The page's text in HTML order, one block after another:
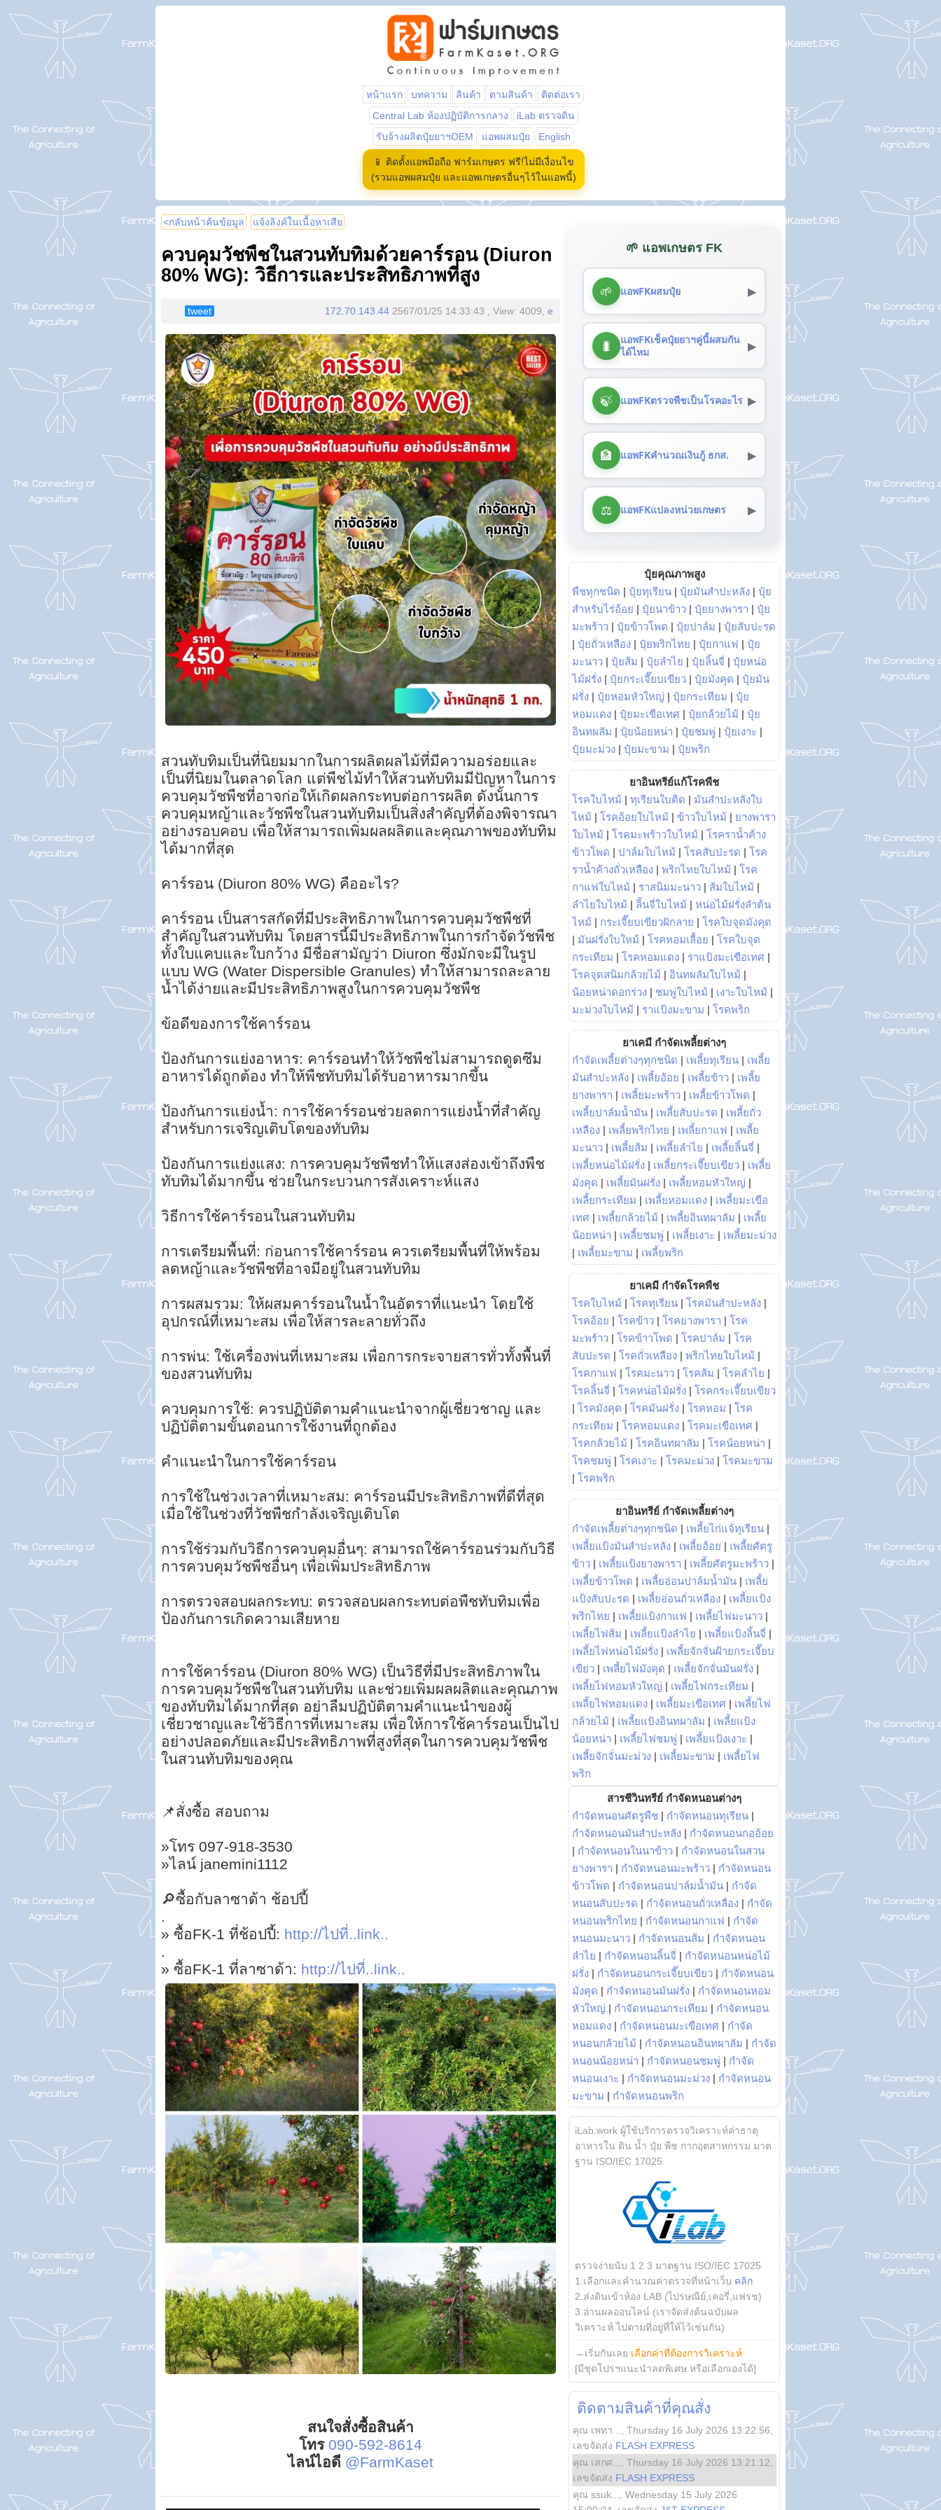
หน้าแรก บทความ สินค้า ตามสินค้า
ติดต่อเรา
Central Lab ห้องปฏิบัติการกลาง
iLab ตรวจดิน
รับจ้างผลิตปุ๋ยยาฯOEM
แอพผสมปุ๋ย English
📱 ติดตั้งแอพมือถือ ฟาร์มเกษตร ฟรี!ไม่มีเงื่อนไข
(รวมแอพผสมปุ๋ย และแอพเกษตรอื่นๆไว้ในแอพนี้)
<กลับหน้าค้นข้อมูล แจ้งลิงค์ในเนื้อหาเสีย
ควบคุมวัชพืชในสวนทับทิมด้วยคาร์รอน (Diuron
80% WG): วิธีการและประสิทธิภาพที่สูง
tweet 172.70.143.44 2567/01/25 14:33:43 , View: 4009, e
สวนทับทิมเป็นที่นิยมมากในการผลิตผลไม้ที่มีความอร่อยและ
เป็นที่นิยมในตลาดโลก แต่พืชไม้ทำให้สวนทับทิมมีปัญหาในการ
ควบคุมวัชพืชที่อาจก่อให้เกิดผลกระทบต่อการผลิต ดังนั้นการ
ควบคุมหญ้าและวัชพืชในสวนทับทิมเป็นสิ่งสำคัญที่ต้องพิจารณา
อย่างรอบคอบ เพื่อให้สามารถเพิ่มผลผลิตและคุณภาพของทับทิม
ได้มากที่สุด
คาร์รอน (Diuron 80% WG) คืออะไร?
คาร์รอน เป็นสารสกัดที่มีประสิทธิภาพในการควบคุมวัชพืชที่
สำคัญในสวนทับทิม โดยสารนี้มีประสิทธิภาพในการกำจัดวัชพืช
ทั้งใบแคบและใบกว้าง มีชื่อสามัญว่า Diuron ซึ่งมักจะมีในรูป
แบบ WG (Water Dispersible Granules) ทำให้สามารถละลาย
น้ำได้ง่ายและมีประสิทธิภาพสูงในการควบคุมวัชพืช
ข้อดีของการใช้คาร์รอน
ป้องกันการแย่งอาหาร: คาร์รอนทำให้วัชพืชไม่สามารถดูดซึม
อาหารได้ถูกต้อง ทำให้พืชทับทิมได้รับอาหารมากขึ้น
ป้องกันการแย่งน้ำ: การใช้คาร์รอนช่วยลดการแย่งน้ำที่สำคัญ
สำหรับการเจริญเติบโตของทับทิม
ป้องกันการแย่งแสง: การควบคุมวัชพืชทำให้แสงส่องเข้าถึงพืช
ทับทิมได้มากขึ้น ช่วยในกระบวนการสังเคราะห์แสง
วิธีการใช้คาร์รอนในสวนทับทิม
การเตรียมพื้นที่: ก่อนการใช้คาร์รอน ควรเตรียมพื้นที่ให้พร้อม
ลดหญ้าและวัชพืชที่อาจมีอยู่ในสวนทับทิม
การผสมรวม: ให้ผสมคาร์รอนในน้ำในอัตราที่แนะนำ โดยใช้
อุปกรณ์ที่เหมาะสม เพื่อให้สารละลายทั่วถึง
การพ่น: ใช้เครื่องพ่นที่เหมาะสม เพื่อการกระจายสารทั่วทั้งพื้นที่
ของสวนทับทิม
ควบคุมการใช้: ควรปฏิบัติตามคำแนะนำจากผู้เชี่ยวชาญ และ
ปฏิบัติตามขั้นตอนการใช้งานที่ถูกต้อง
คำแนะนำในการใช้คาร์รอน
การใช้ในช่วงเวลาที่เหมาะสม: คาร์รอนมีประสิทธิภาพที่ดีที่สุด
เมื่อใช้ในช่วงที่วัชพืชกำลังเจริญเติบโต
การใช้ร่วมกับวิธีการควบคุมอื่นๆ: สามารถใช้คาร์รอนร่วมกับวิธี
การควบคุมวัชพืชอื่นๆ เพื่อเพิ่มประสิทธิภาพ
การตรวจสอบผลกระทบ: ตรวจสอบผลกระทบต่อพืชทับทิมเพื่อ
ป้องกันการเกิดความเสียหาย
การใช้คาร์รอน (Diuron 80% WG) เป็นวิธีที่มีประสิทธิภาพใน
การควบคุมวัชพืชในสวนทับทิม และช่วยเพิ่มผลผลิตและคุณภาพ
ของทับทิมได้มากที่สุด อย่าลืมปฏิบัติตามคำแนะนำของผู้
เชี่ยวชาญและใช้วิธีการที่เหมาะสม เพื่อให้การใช้คาร์รอนเป็นไป
อย่างปลอดภัยและมีประสิทธิภาพที่สูงที่สุดในการควบคุมวัชพืช
ในสวนทับทิมของคุณ
📌สั่งซื้อ สอบถาม
»โทร 097-918-3530
»ไลน์ janemini1112
🔎ซื้อกับลาซาด้า ช้อปปี้
.
» ซื้อFK-1 ที่ช้อปปี้: http://ไปที่..link..
.
» ซื้อFK-1 ที่ลาซาด้า: http://ไปที่..link..
สนใจสั่งซื้อสินค้า
โทร 090-592-8614
ไลน์ไอดี @FarmKaset
🌱 แอพเกษตร FK
🌱 แอพFKผสมปุ๋ย ▶
🐛
แอพFKเช็คปุ๋ยยาฯคู่นี้ผสมกัน
ได้ไหม
▶
🍃 แอพFKตรวจพืชเป็นโรคอะไร ▶
🏦 แอพFKคำนวณเงินกู้ ธกส. ▶
⚖️ แอพFKแปลงหน่วยเกษตร ▶
ปุ๋ยคุณภาพสูง
พืชทุกชนิด | ปุ๋ยทุเรียน | ปุ๋ยมันสำปะหลัง | ปุ๋ย
สำหรับไร่อ้อย | ปุ๋ยนาข้าว | ปุ๋ยยางพารา | ปุ๋ย
มะพร้าว | ปุ๋ยข้าวโพด | ปุ๋ยปาล์ม | ปุ๋ยสับปะรด
| ปุ๋ยถั่วเหลือง | ปุ๋ยพริกไทย | ปุ๋ยกาแฟ | ปุ๋ย
มะนาว | ปุ๋ยส้ม | ปุ๋ยลำไย | ปุ๋ยลิ้นจี่ | ปุ๋ยหน่อ
ไม้ฝรั่ง | ปุ๋ยกระเจี๊ยบเขียว | ปุ๋ยมังคุด | ปุ๋ยมัน
ฝรั่ง | ปุ๋ยหอมหัวใหญ่ | ปุ๋ยกระเทียม | ปุ๋ย
หอมแดง | ปุ๋ยมะเขือเทศ | ปุ๋ยกล้วยไม้ | ปุ๋ย
อินทผลัม | ปุ๋ยน้อยหน่า | ปุ๋ยชมพู่ | ปุ๋ยเงาะ |
ปุ๋ยมะม่วง | ปุ๋ยมะขาม | ปุ๋ยพริก
ยาอินทรีย์แก้โรคพืช
โรคใบไหม้ | ทุเรียนใบติด | มันสำปะหลังใบ
ไหม้ | โรคอ้อยใบไหม้ | ข้าวใบไหม้ | ยางพารา
ใบไหม้ | โรคมะพร้าวใบไหม้ | โรคราน้ำค้าง
ข้าวโพด | ปาล์มใบไหม้ | โรคสับปะรด | โรค
ราน้ำค้างถั่วเหลือง | พริกไทยใบไหม้ | โรค
กาแฟใบไหม้ | ราสนิมมะนาว | ส้มใบไหม้ |
ลำไยใบไหม้ | ลิ้นจี่ใบไหม้ | หน่อไม้ฝรั่งลำต้น
ไหม้ | กระเจี๊ยบเขียวฝักลาย | โรคใบจุดมังคุด
| มันฝรั่งใบใหม้ | โรคหอมเลื้อย | โรคใบจุด
กระเทียม | โรคหอมแดง | ราแป้งมะเขือเทศ |
โรคจุดสนิมกล้วยไม้ | อินทผลัมใบไหม้ |
น้อยหน่าดอกร่วง | ชมพู่ใบไหม้ | เงาะใบไหม้ |
มะม่วงใบไหม้ | ราแป้งมะขาม | โรคพริก
ยาเคมี กำจัดเพลี้ยต่างๆ
กำจัดเพลี้ยต่างๆทุกชนิด | เพลี้ยทุเรียน | เพลี้ย
มันสำปะหลัง | เพลี้ยอ้อย | เพลี้ยข้าว | เพลี้ย
ยางพารา | เพลี้ยมะพร้าว | เพลี้ยข้าวโพด |
เพลี้ยปาล์มน้ำมัน | เพลี้ยสับปะรด | เพลี้ยถั่ว
เหลือง | เพลี้ยพริกไทย | เพลี้ยกาแฟ | เพลี้ย
มะนาว | เพลี้ยส้ม | เพลี้ยลำไย | เพลี้ยลิ้นจี่ |
เพลี้ยหน่อไม้ฝรั่ง | เพลี้ยกระเจี๊ยบเขียว | เพลี้ย
มังคุด | เพลี้ยมันฝรั่ง | เพลี้ยหอมหัวใหญ่ |
เพลี้ยกระเทียม | เพลี้ยหอมแดง | เพลี้ยมะเขือ
เทศ | เพลี้ยกล้วยไม้ | เพลี้ยอินทผาลัม | เพลี้ย
น้อยหน่า | เพลี้ยชมพู่ | เพลี้ยเงาะ | เพลี้ยมะม่วง
| เพลี้ยมะขาม | เพลี้ยพริก
ยาเคมี กำจัดโรคพืช
โรคใบไหม้ | โรคทุเรียน | โรคมันสำปะหลัง |
โรคอ้อย | โรคข้าว | โรคยางพารา | โรค
มะพร้าว | โรคข้าวโพด | โรคปาล์ม | โรค
สับปะรด | โรคถั่วเหลือง | พริกไทยใบไหม้ |
โรคกาแฟ | โรคมะนาว | โรคส้ม | โรคลำไย |
โรคลิ้นจี่ | โรคหน่อไม้ฝรั่ง | โรคกระเจี๊ยบเขียว
| โรคมังคุด | โรคมันฝรั่ง | โรคหอม | โรค
กระเทียม | โรคหอมแดง | โรคมะเขือเทศ |
โรคกล้วยไม้ | โรคอินทผาลัม | โรคน้อยหน่า |
โรคชมพู่ | โรคเงาะ | โรคมะม่วง | โรคมะขาม
| โรคพริก
ยาอินทรีย์ กำจัดเพลี้ยต่างๆ
กำจัดเพลี้ยต่างๆทุกชนิด | เพลี้ยไก่แจ้ทุเรียน |
เพลี้ยแป้งมันสำปะหลัง | เพลี้ยอ้อย | เพลี้ยศัตรู
ข้าว | เพลี้ยแป้งยางพารา | เพลี้ยศัตรูมะพร้าว |
เพลี้ยข้าวโพด | เพลี้ยอ่อนปาล์มน้ำมัน | เพลี้ย
แป้งสับปะรด | เพลี้ยอ่อนถั่วเหลือง | เพลี้ยแป้ง
พริกไทย | เพลี้ยแป้งกาแฟ | เพลี้ยไฟมะนาว |
เพลี้ยไฟส้ม | เพลี้ยแป้งลำไย | เพลี้ยแป้งลิ้นจี่ |
เพลี้ยไฟหน่อไม้ฝรั่ง | เพลี้ยจักจั่นฝ้ายกระเจี๊ยบ
เขียว | เพลี้ยไฟมังคุด | เพลี้ยจักจั่นมันฝรั่ง |
เพลี้ยไฟหอมหัวใหญ่ | เพลี้ยไฟกระเทียม |
เพลี้ยไฟหอมแดง | เพลี้ยมะเขือเทศ | เพลี้ยไฟ
กล้วยไม้ | เพลี้ยแป้งอินทผาลัม | เพลี้ยแป้ง
น้อยหน่า | เพลี้ยไฟชมพู่ | เพลี้ยแป้งเงาะ |
เพลี้ยจักจั่นมะม่วง | เพลี้ยมะขาม | เพลี้ยไฟ
พริก
สารชีวินทรีย์ กำจัดหนอนต่างๆ
กำจัดหนอนศัตรูพืช | กำจัดหนอนทุเรียน |
กำจัดหนอนมันสำปะหลัง | กำจัดหนอนกออ้อย
| กำจัดหนอนในนาข้าว | กำจัดหนอนในสวน
ยางพารา | กำจัดหนอนมะพร้าว | กำจัดหนอน
ข้าวโพด | กำจัดหนอนปาล์มน้ำมัน | กำจัด
หนอนสับปะรด | กำจัดหนอนถั่วเหลือง | กำจัด
หนอนพริกไทย | กำจัดหนอนกาแฟ | กำจัด
หนอนมะนาว | กำจัดหนอนส้ม | กำจัดหนอน
ลำไย | กำจัดหนอนลิ้นจี่ | กำจัดหนอนหน่อไม้
ฝรั่ง | กำจัดหนอนกระเจี๊ยบเขียว | กำจัดหนอน
มังคุด | กำจัดหนอนมันฝรั่ง | กำจัดหนอนหอม
หัวใหญ่ | กำจัดหนอนกระเทียม | กำจัดหนอน
หอมแดง | กำจัดหนอนมะเขือเทศ | กำจัด
หนอนกล้วยไม้ | กำจัดหนอนอินทผาลัม | กำจัด
หนอนน้อยหน่า | กำจัดหนอนชมพู่ | กำจัด
หนอนเงาะ | กำจัดหนอนมะม่วง | กำจัดหนอน
มะขาม | กำจัดหนอนพริก
iLab.work ผู้ใช้บริการตรวจวิเคราะห์ค่าธาตุ
อาหารใน ดิน น้ำ ปุ๋ย พืช กากอุตสาหกรรม มาต
ฐาน ISO/IEC 17025
ตรวจง่ายนับ 1 2 3 มาตฐาน ISO/IEC 17025
1.เลือกและคำนวณค่าตรวจที่หน้าเว็บ คลิก
2.ส่งดินเข้าห้อง LAB (ไปรษณีย์,เคอรี่,แฟรช)
3.อ่านผลออนไลน์ (เราจัดส่งต้นฉบับผล
วิเคราะห์ ไปตามที่อยู่ที่ให้ไว้เช่นกัน)
→เริ่มกันเลย เลือกค่าที่ต้องการวิเคราะห์
[มีชุดโปรฯแนะนำลดพิเศษ หรือเลือกเองได้]
ติดตามสินค้าที่คุณสั่ง
คุณ เพทา... Thursday 16 July 2026 13:22:56
เลขจัดส่ง FLASH EXPRESS
คุณ เสกศ...
Thursday 16 July 2026 13:21:12
เลขจัดส่ง FLASH EXPRESS
คุณ ssuk...
Wednesday 15 July 2026